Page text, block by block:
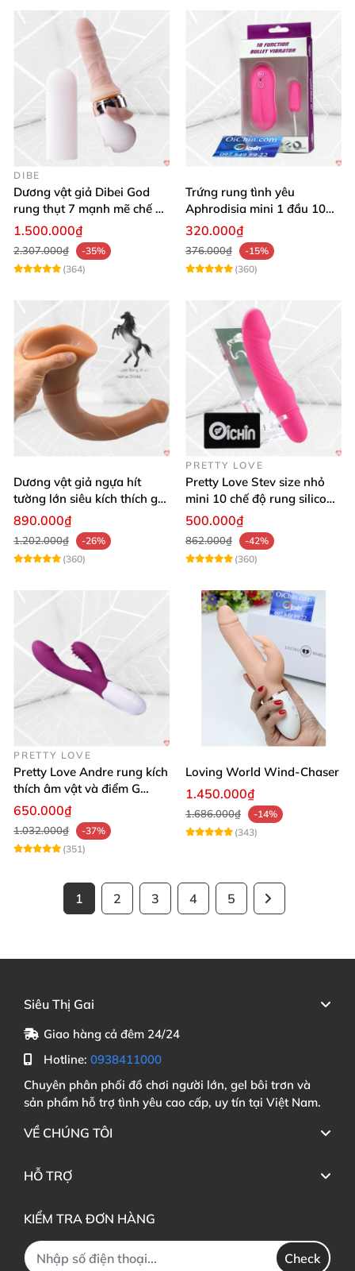
DIBE
Dương vật giả Dibei God
rung thụt 7 mạnh mẽ chế độ
tỏa nhiệt
1.500.000₫
2.307.000₫
-35%
(364)
Trứng rung tình yêu
Aphrodisia mini 1 đầu 10
chế độ rung đa năng
320.000₫
376.000₫
-15%
(360)
Dương vật giả ngựa hít
tường lớn siêu kích thích gai
nổi
890.000₫
1.202.000₫
-26%
(360)
PRETTY LOVE
Pretty Love Stev size nhỏ
mini 10 chế độ rung silicone
mềm
500.000₫
862.000₫
-42%
(360)
PRETTY LOVE
Pretty Love Andre rung kích
thích âm vật và điểm G
mạnh mẽ
650.000₫
1.032.000₫
-37%
(351)
Loving World Wind-Chaser
1.450.000₫
1.686.000₫
-14%
(343)
1 2 3 4 5
Siêu Thị Gai
Giao hàng cả đêm 24/24
Hotline: 0938411000
Chuyên phân phối đồ chơi người lớn, gel bôi trơn và
sản phẩm hỗ trợ tình yêu cao cấp, uy tín tại Việt Nam.
VỀ CHÚNG TÔI
HỖ TRỢ
KIỂM TRA ĐƠN HÀNG
Check